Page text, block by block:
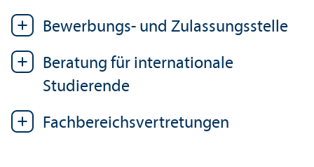
Bewerbungs- und Zulassungs­stelle
Beratung für internationale
Studierende
Fach­bereichs­vertretungen